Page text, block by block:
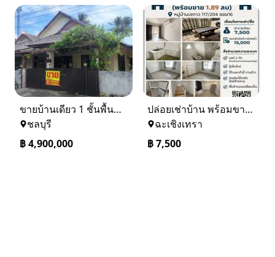
ขายบ้านเดียว 1 ชั้นพื้นที่ 102 ตรว บางละมุง ชลบุรี
ชลบุรี
฿4,900,000
ปล่อยเช่าบ้าน พร้อมขาย หมู่บ้านเจทาว ตำบลแสนภูดาษ
ฉะเชิงเทรา
฿7,500